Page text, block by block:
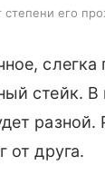
степени его
стейк.
от друга.